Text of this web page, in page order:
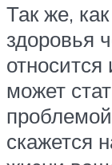
Так же,
здоровья
может
скажется